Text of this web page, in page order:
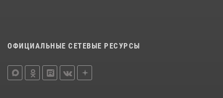
ОФИЦИАЛЬНЫЕ СЕТЕВЫЕ РЕСУРСЫ